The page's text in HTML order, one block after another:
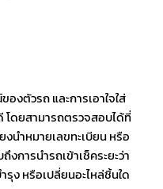
ตัวรถ และการเอาใจใส่
โดยสามารถตรวจสอบได้ที่
นำหมายเลขทะเบียน หรือ
การนำรถเข้าเช็คระยะว่า
ง หรือเปลี่ยนอะไหล่ชิ้นใด